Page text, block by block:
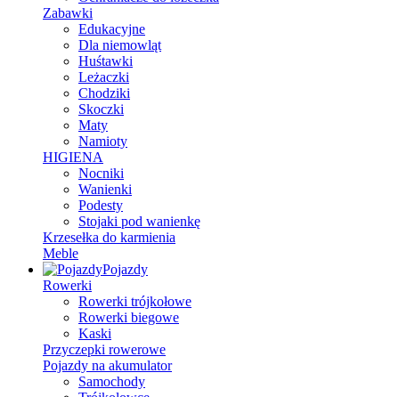
Zabawki
Edukacyjne
Dla niemowląt
Huśtawki
Leżaczki
Chodziki
Skoczki
Maty
Namioty
HIGIENA
Nocniki
Wanienki
Podesty
Stojaki pod wanienkę
Krzesełka do karmienia
Meble
Pojazdy
Rowerki
Rowerki trójkołowe
Rowerki biegowe
Kaski
Przyczepki rowerowe
Pojazdy na akumulator
Samochody